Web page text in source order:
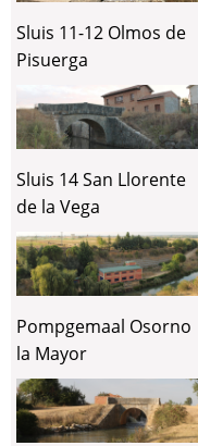
Sluis 11-12 Olmos de
Pisuerga
Sluis 14 San Llorente
de la Vega
Pompgemaal Osorno
la Mayor